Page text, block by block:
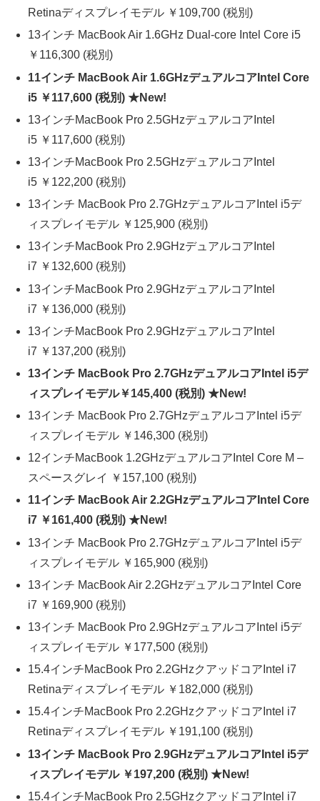
Retinaディスプレイモデル ￥109,700 (税別)
13インチ MacBook Air 1.6GHz Dual-core Intel Core i5
￥116,300 (税別)
11インチ MacBook Air 1.6GHzデュアルコアIntel Core
i5 ￥117,600 (税別) ★New!
13インチMacBook Pro 2.5GHzデュアルコアIntel
i5 ￥117,600 (税別)
13インチMacBook Pro 2.5GHzデュアルコアIntel
i5 ￥122,200 (税別)
13インチ MacBook Pro 2.7GHzデュアルコアIntel i5デ
ィスプレイモデル ￥125,900 (税別)
13インチMacBook Pro 2.9GHzデュアルコアIntel
i7 ￥132,600 (税別)
13インチMacBook Pro 2.9GHzデュアルコアIntel
i7 ￥136,000 (税別)
13インチMacBook Pro 2.9GHzデュアルコアIntel
i7 ￥137,200 (税別)
13インチ MacBook Pro 2.7GHzデュアルコアIntel i5デ
ィスプレイモデル￥145,400 (税別) ★New!
13インチ MacBook Pro 2.7GHzデュアルコアIntel i5デ
ィスプレイモデル ￥146,300 (税別)
12インチMacBook 1.2GHzデュアルコアIntel Core M –
スペースグレイ ￥157,100 (税別)
11インチ MacBook Air 2.2GHzデュアルコアIntel Core
i7 ￥161,400 (税別) ★New!
13インチ MacBook Pro 2.7GHzデュアルコアIntel i5デ
ィスプレイモデル ￥165,900 (税別)
13インチ MacBook Air 2.2GHzデュアルコアIntel Core
i7 ￥169,900 (税別)
13インチ MacBook Pro 2.9GHzデュアルコアIntel i5デ
ィスプレイモデル ￥177,500 (税別)
15.4インチMacBook Pro 2.2GHzクアッドコアIntel i7
Retinaディスプレイモデル ￥182,000 (税別)
15.4インチMacBook Pro 2.2GHzクアッドコアIntel i7
Retinaディスプレイモデル ￥191,100 (税別)
13インチ MacBook Pro 2.9GHzデュアルコアIntel i5デ
ィスプレイモデル ￥197,200 (税別) ★New!
15.4インチMacBook Pro 2.5GHzクアッドコアIntel i7